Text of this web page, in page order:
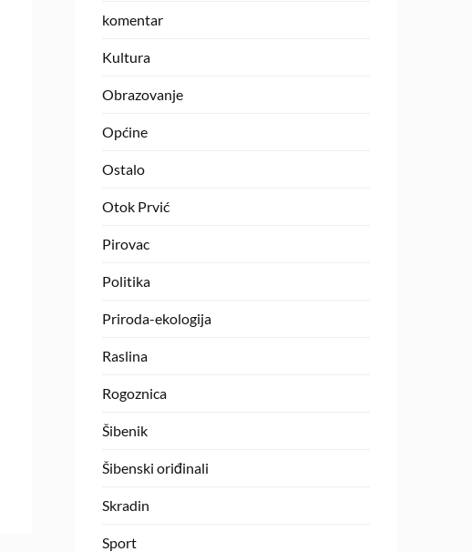
komentar
Kultura
Obrazovanje
Općine
Ostalo
Otok Prvić
Pirovac
Politika
Priroda-ekologija
Raslina
Rogoznica
Šibenik
Šibenski oriđinali
Skradin
Sport